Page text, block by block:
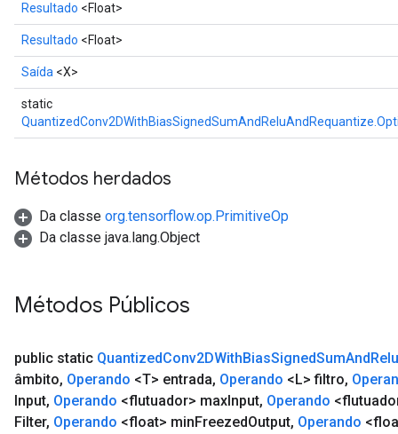
Resultado <Float>
Resultado <Float>
Saída <X>
static
Métodos herdados
Da classe org.tensorflow.op.PrimitiveOp
Da classe java.lang.Object
Métodos Públicos
public static QuantizedConv2DWithBiasSignedSumAndRelu
âmbito, Operando <T> entrada, Operando <L> filtro,
Input, Operando <flutuador> maxInput, Operando
Filter, Operando <float> minFreezedOutput, Operando